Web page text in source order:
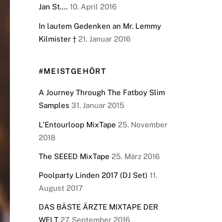
Jan St.… 10. April 2016
In lautem Gedenken an Mr. Lemmy
Kilmister †21. Januar 2016
#MEISTGEHÖRT
A Journey Through The Fatboy Slim
Samples 31. Januar 2015
L’Entourloop MixTape 25. November
2018
The SEEED MixTape 25. März 2016
Poolparty Linden 2017 (DJ Set) 11.
August 2017
DAS BÄSTE ÄRZTE MIXTAPE DER
WELT27. September 2016